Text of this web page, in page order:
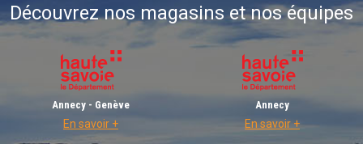
Découvrez nos magasins et nos équipes
Annecy - Genève
En savoir +
Annecy
En savoir +